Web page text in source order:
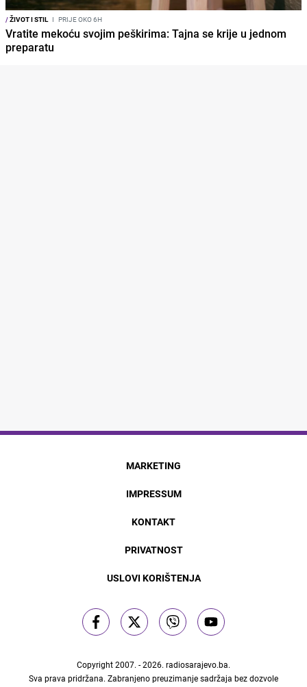
/ŽIVOT I STIL I PRIJE OKO 6H
Vratite mekoću svojim peškirima: Tajna se krije u jednom
preparatu
MARKETING
IMPRESSUM
KONTAKT
PRIVATNOST
USLOVI KORIŠTENJA
Copyright 2007. - 2026. radiosarajevo.ba.
Sva prava pridržana. Zabranjeno preuzimanje sadržaja bez dozvole